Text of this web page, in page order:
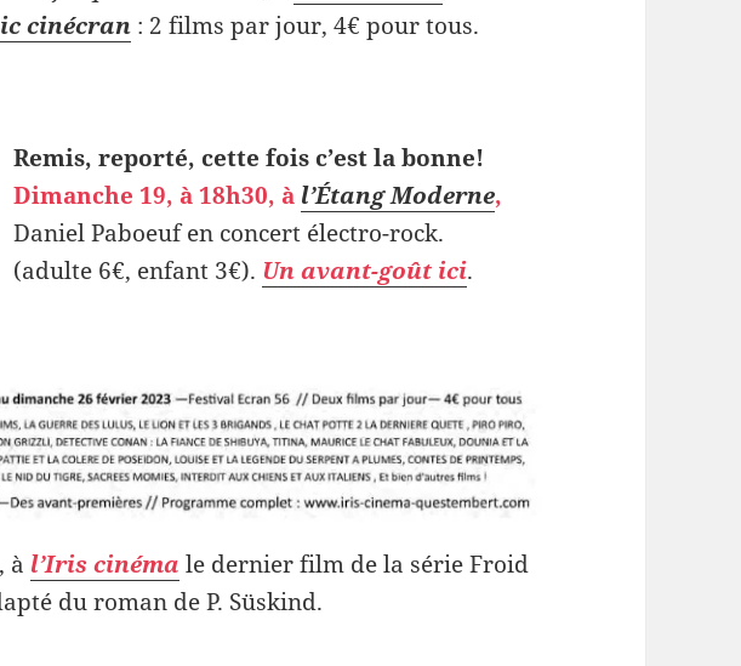
cinécran : 2 films par jour, 4€ pour tous.
Remis, reporté, cette fois c’est la bonne!
Dimanche 19, à 18h30, à l’Étang Moderne,
Daniel Paboeuf en concert électro-rock.
(adulte 6€, enfant 3€). Un avant-goût ici.
à l’Iris cinéma le dernier film de la série Froid
du roman de P. Süskind.